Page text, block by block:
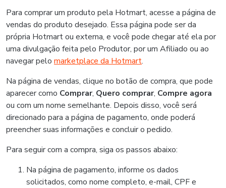
Para comprar um produto pela Hotmart, acesse a página de
vendas do produto desejado. Essa página pode ser da
própria Hotmart ou externa, e você pode chegar até ela por
uma divulgação feita pelo Produtor, por um Afiliado ou ao
navegar pelo marketplace da Hotmart.
Na página de vendas, clique no botão de compra, que pode
aparecer como Comprar, Quero comprar, Compre agora
ou com um nome semelhante. Depois disso, você será
direcionado para a página de pagamento, onde poderá
preencher suas informações e concluir o pedido.
Para seguir com a compra, siga os passos abaixo:
Na página de pagamento, informe os dados
solicitados, como nome completo, e-mail, CPF e